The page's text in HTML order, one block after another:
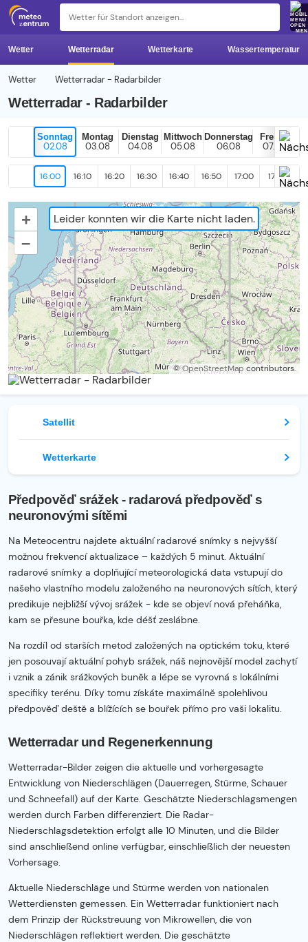
z
Wetter Wetterradar Wetterkarte Wassertemperatur
Wetter Wetterradar - Radarbilder
Wetterradar - Radarbilder
Sonntag
02.08
Montag
03.08
Dienstag
04.08
Mittwoch
05.08
Donnerstag
06.08
Freitag
07.08
16:00 16:10 16:20 16:30 16:40 16:50 17:00 17:10
Leider konnten wir die Karte nicht laden.
+
–
©OpenStreetMap contributors.
Satellit
Wetterkarte
Předpověď srážek - radarová předpověď s
neuronovými sítěmi
Na Meteocentru najdete aktuální radarové snímky s nejvyšší
možnou frekvencí aktualizace – každých 5 minut. Aktuální
radarové snímky a doplňující meteorologická data vstupují do
našeho vlastního modelu založeného na neuronových sítích, který
predikuje nejbližší vývoj srážek - kde se objeví nová přeháňka,
kam se přesune bouřka, kde déšť zeslábne.
Na rozdíl od starších metod založených na optickém toku, které
jen posouvají aktuální pohyb srážek, náš nejnovější model zachytí
i vznik a zánik srážkových buněk a lépe se vyrovná s lokálními
specifiky terénu. Díky tomu získáte maximálně spolehlivou
předpověď deště a blížících se bouřek přímo pro vaši lokalitu.
Wetterradar und Regenerkennung
Wetterradar-Bilder zeigen die aktuelle und vorhergesagte
Entwicklung von Niederschlägen (Dauerregen, Stürme, Schauer
und Schneefall) auf der Karte. Geschätzte Niederschlagsmengen
werden durch Farben differenziert. Die Radar-
Niederschlagsdetektion erfolgt alle 10 Minuten, und die Bilder
sind anschließend online verfügbar, einschließlich der neuesten
Vorhersage.
Aktuelle Niederschläge und Stürme werden von nationalen
Wetterdiensten gemessen. Ein Wetterradar funktioniert nach
dem Prinzip der Rückstreuung von Mikrowellen, die von
Niederschlägen reflektiert werden. Die geschätzte